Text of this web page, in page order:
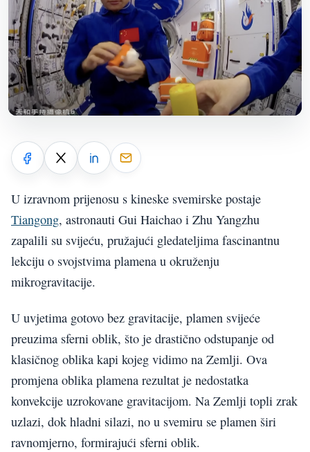
U izravnom prijenosu s kineske svemirske postaje
Tiangong, astronauti Gui Haichao i Zhu Yangzhu
zapalili su svijeću, pružajući gledateljima fascinantnu
lekciju o svojstvima plamena u okruženju
mikrogravitacije.
U uvjetima gotovo bez gravitacije, plamen svijeće
preuzima sferni oblik, što je drastično odstupanje od
klasičnog oblika kapi kojeg vidimo na Zemlji. Ova
promjena oblika plamena rezultat je nedostatka
konvekcije uzrokovane gravitacijom. Na Zemlji topli zrak
uzlazi, dok hladni silazi, no u svemiru se plamen širi
ravnomjerno, formirajući sferni oblik.